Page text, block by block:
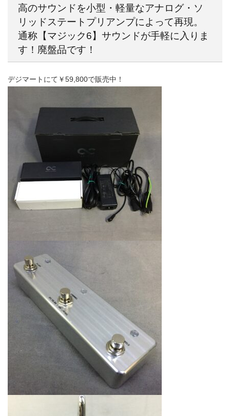
高のサウンドを小型・軽量なアナログ・ソ
リッドステートプリアンプによって再現。
通称【マジック6】サウンドが手軽に入りま
す！廃盤品です！
デジマートにて￥59,800で販売中！